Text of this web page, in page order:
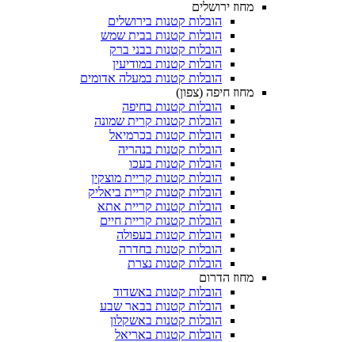
הובלות קטנות בירושלים
הובלות קטנות בבית שמש
הובלות קטנות בבני ברק
הובלות קטנות במודיעין
הובלות קטנות במעלה אדומים
הובלות קטנות בחיפה
הובלות קטנות קרית שמונה
הובלות קטנות בכרמיאל
הובלות קטנות בנהריה
הובלות קטנות בעכו
הובלות קטנות קריית מוצקין
הובלות קטנות קריית ביאליק
הובלות קטנות קריית אתא
הובלות קטנות קריית חיים
הובלות קטנות בעפולה
הובלות קטנות בחדרה
הובלות קטנות נצרת
הובלות קטנות באשדוד
הובלות קטנות בבאר שבע
הובלות קטנות באשקלון
הובלות קטנות באריאל